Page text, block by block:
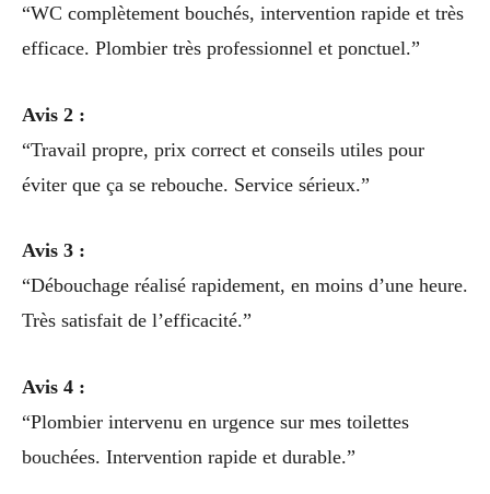
“WC complètement bouchés, intervention rapide et très
efficace. Plombier très professionnel et ponctuel.”
Avis 2 :
“Travail propre, prix correct et conseils utiles pour
éviter que ça se rebouche. Service sérieux.”
Avis 3 :
“Débouchage réalisé rapidement, en moins d’une heure.
Très satisfait de l’efficacité.”
Avis 4 :
“Plombier intervenu en urgence sur mes toilettes
bouchées. Intervention rapide et durable.”